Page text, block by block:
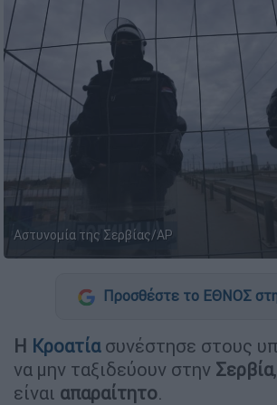
Αστυνομία της Σερβίας/AP
Προσθέστε το ΕΘΝΟΣ
Η Κροατίασυνέστησε στους
να μην ταξιδεύουν στην Σερβία
είναι απαραίτητο.